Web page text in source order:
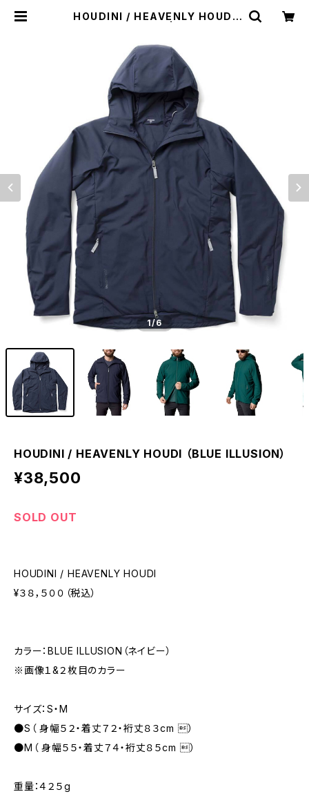
HOUDINI / HEAVENLY HOUDI
1/6
HOUDINI / HEAVENLY HOUDI （BLUE ILLUSION）
¥38,500
SOLD OUT
HOUDINI / HEAVENLY HOUDI
¥３８，５００（税込）
カラー：BLUE ILLUSION（ネイビー）
※画像１&２枚目のカラー
サイズ：S・M
●S（ 身幅５２・着丈７２・裄丈８３cm ）
●M（ 身幅５５・着丈７４・裄丈８５cm ）
重量：４２５g